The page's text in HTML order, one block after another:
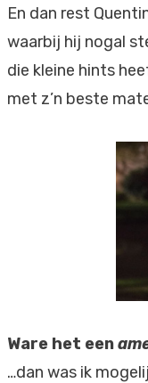
En dan rest
waarbij hij nogal
die kleine hints
met z’n beste
Ware het een
…dan was ik